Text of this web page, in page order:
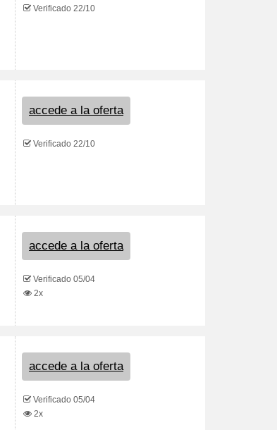
Verificado 22/10
accede a la oferta
Verificado 22/10
accede a la oferta
Verificado 05/04
2x
accede a la oferta
Verificado 05/04
2x